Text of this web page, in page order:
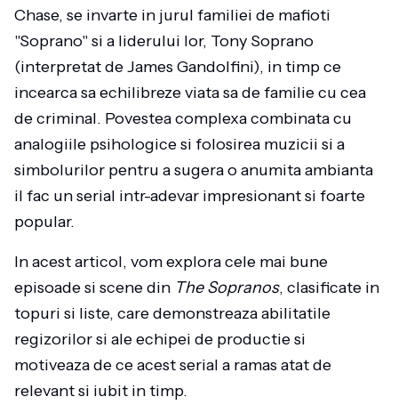
Chase, se invarte in jurul familiei de mafioti
"Soprano" si a liderului lor, Tony Soprano
(interpretat de James Gandolfini), in timp ce
incearca sa echilibreze viata sa de familie cu cea
de criminal. Povestea complexa combinata cu
analogiile psihologice si folosirea muzicii si a
simbolurilor pentru a sugera o anumita ambianta
il fac un serial intr-adevar impresionant si foarte
popular.
In acest articol, vom explora cele mai bune
episoade si scene din The Sopranos, clasificate in
topuri si liste, care demonstreaza abilitatile
regizorilor si ale echipei de productie si
motiveaza de ce acest serial a ramas atat de
relevant si iubit in timp.